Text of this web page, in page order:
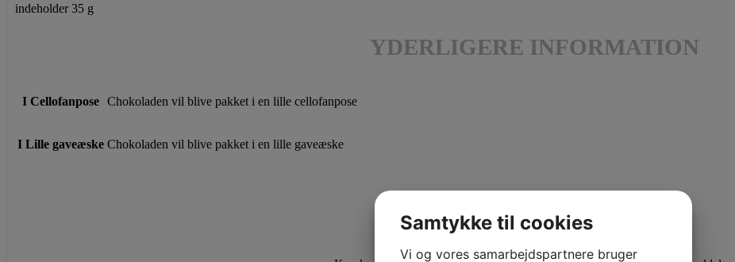
indeholder 35 g
YDERLIGERE INFORMATION
I Cellofanpose Chokoladen vil blive pakket i en lille cellofanpose
I Lille gaveæske Chokoladen vil blive pakket i en lille gaveæske
ANMELDELSER
Der er endnu ikke nogle anmeldelser.
Samtykke til cookies
Vi og vores samarbejdspartnere bruger